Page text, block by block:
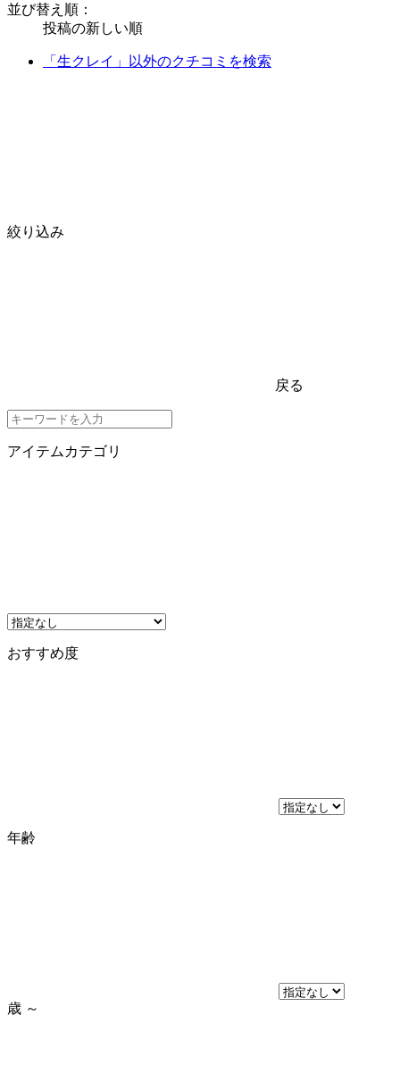
並び替え順：
投稿の新しい順
「生クレイ」以外のクチコミを検索
絞り込み
戻る
アイテムカテゴリ
おすすめ度
年齢
歳 ～